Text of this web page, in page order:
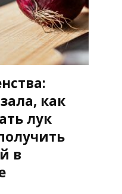
как
лук
в